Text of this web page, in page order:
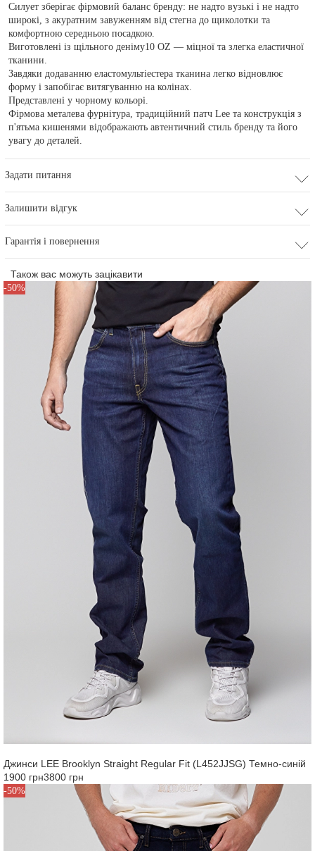
Силует зберігає фірмовий баланс бренду: не надто вузькі і не надто
широкі, з акуратним завуженням від стегна до щиколотки та
комфортною середньою посадкою.
Виготовлені із щільного деніму10 OZ — міцної та злегка еластичної
тканини.
Завдяки додаванню еластомультіестера тканина легко відновлює
форму і запобігає витягуванню на колінах.
Представлені у чорному кольорі.
Фірмова металева фурнітура, традиційний патч Lee та конструкція з
п'ятьма кишенями відображають автентичний стиль бренду та його
увагу до деталей.
Задати питання
Залишити відгук
Гарантія і повернення
Також вас можуть зацікавити
-50%
Джинси LEE Brooklyn Straight Regular Fit (L452JJSG) Темно-синій
1900 грн3800 грн
-50%